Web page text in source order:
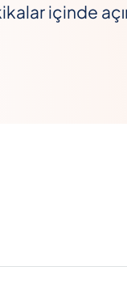
içinde